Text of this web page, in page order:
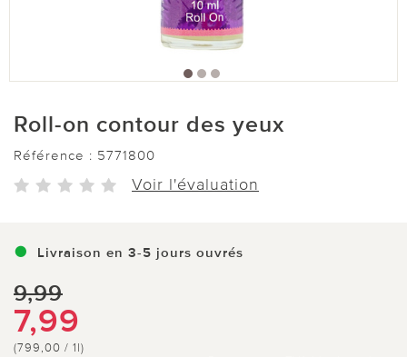
Roll-on contour des yeux
Référence : 5771800
Voir l'évaluation
Livraison en 3-5 jours ouvrés
9,99
7,99
(799,00 / 1l)